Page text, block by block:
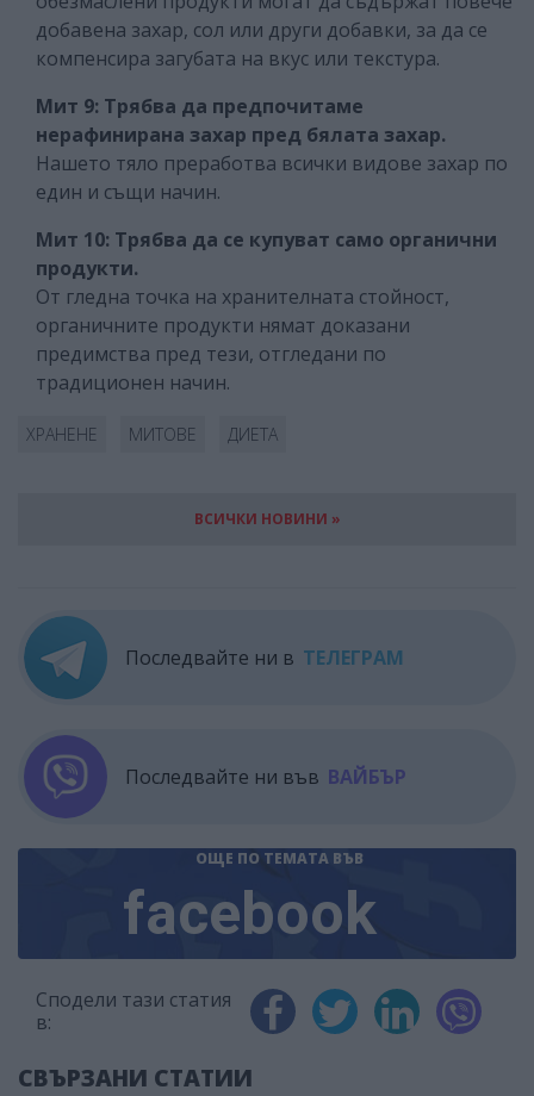
добавена захар, сол или други добавки, за да се
компенсира загубата на вкус или текстура.
Мит 9: Трябва да предпочитаме
нерафинирана захар пред бялата захар.
Нашето тяло преработва всички видове захар по
един и същи начин.
Мит 10: Трябва да се купуват само органични
продукти.
От гледна точка на хранителната стойност,
органичните продукти нямат доказани
предимства пред тези, отгледани по
традиционен начин.
ХРАНЕНЕ МИТОВЕ ДИЕТА
ВСИЧКИ НОВИНИ »
Последвайте ни в ТЕЛЕГРАМ
Последвайте ни във ВАЙБЪР
ОЩЕ ПО ТЕМАТА ВЪВ
facebook
Сподели тази статия
в:
СВЪРЗАНИ СТАТИИ